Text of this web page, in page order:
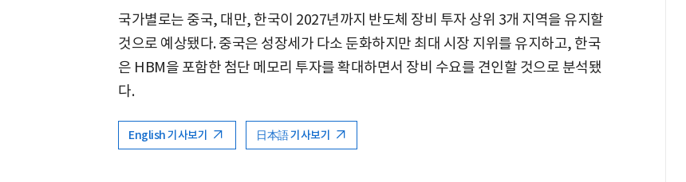
국가별로는 중국, 대만, 한국이 2027년까지 반도체 장비 투자 상위 3개 지역을 유지할
것으로 예상됐다. 중국은 성장세가 다소 둔화하지만 최대 시장 지위를 유지하고, 한국
은 HBM을 포함한 첨단 메모리 투자를 확대하면서 장비 수요를 견인할 것으로 분석됐
다.
English 기사보기 日本語 기사보기